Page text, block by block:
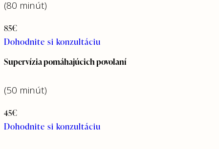
(80 minút)
85€
Dohodnite si konzultáciu
Supervízia pomáhajúcich povolaní
(50 minút)
45€
Dohodnite si konzultáciu